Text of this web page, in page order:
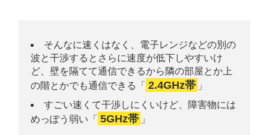
そんなに速くはなく、電子レンジなどの別の
波と干渉するとさらに速度が低下しやすいけ
ど、壁を隔てて通信できるから隣の部屋とか上
の階とかでも通信できる「 2.4GHz帯 」
すごい速くて干渉しにくいけど、障害物には
めっぽう弱い「 5GHz帯 」